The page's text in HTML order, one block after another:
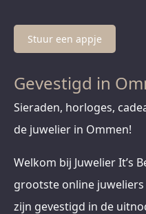
Stuur een appje
Gevestigd in
Sieraden, horloges,
de juwelier in Ommen!
Welkom bij Juwelier It’s
grootste online juweliers
zijn gevestigd in de